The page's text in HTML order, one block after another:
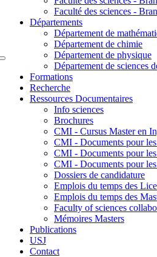
Faculté des sciences -
Départements
Département de
Département de chimie
Département de physique
Département de sciences
Formations
Recherche
Ressources Documentaires
Info sciences
Brochures
CMI - Cursus Master en
CMI - Documents pour les
CMI - Documents pour
CMI - Documents pour
Dossiers de candidature
Emplois du temps des
Emplois du temps des
Faculty of sciences
Mémoires Masters
Publications
USJ
Contact